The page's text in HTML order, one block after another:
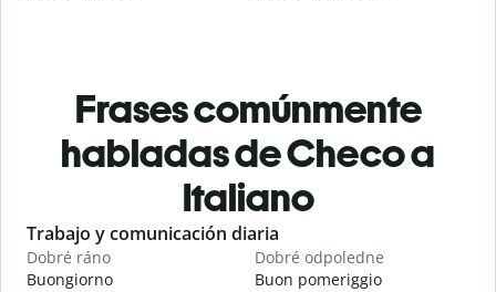
Frases comúnmente
habladas de Checo a
Italiano
Slide 1 of 6
Trabajo y comunicación diaria
Dobré ráno
Buongiorno
Dobré odpoledne
Buon pomeriggio